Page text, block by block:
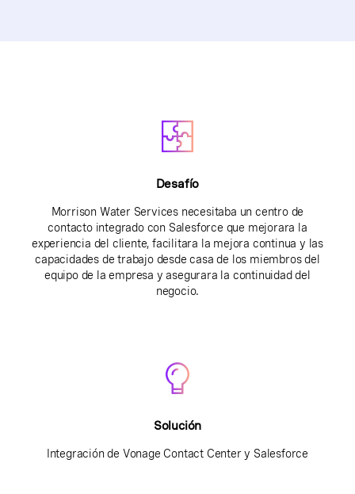
Desafío
Morrison Water Services necesitaba un centro de
contacto integrado con Salesforce que mejorara la
experiencia del cliente, facilitara la mejora continua y las
capacidades de trabajo desde casa de los miembros del
equipo de la empresa y asegurara la continuidad del
negocio.
Solución
Integración de Vonage Contact Center y Salesforce